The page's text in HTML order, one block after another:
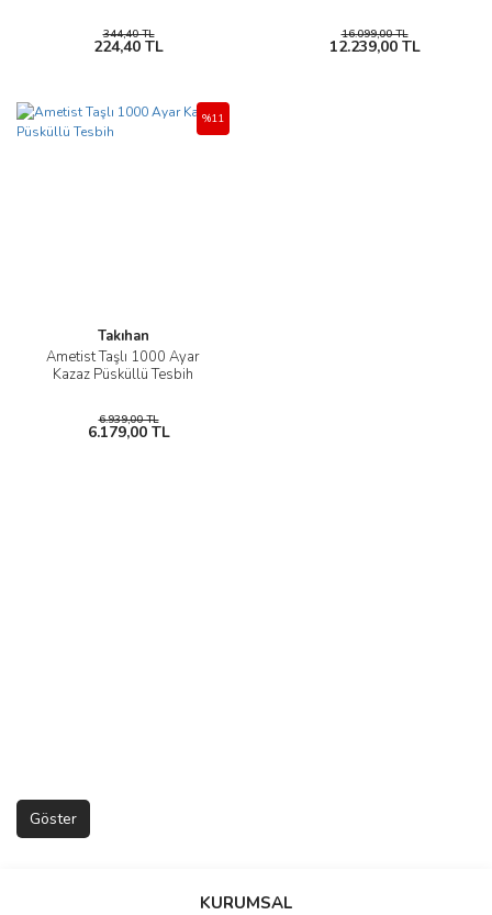
344,40 TL
224,40 TL
16.099,00 TL
12.239,00 TL
Takıhan
Ametist Taşlı 1000 Ayar
Kazaz Püsküllü Tesbih
%11
6.939,00 TL
6.179,00 TL
KURUMSAL